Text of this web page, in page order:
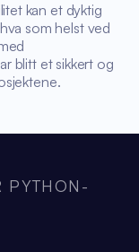
kan et dyktig
som helst ved
blitt et sikkert og
PYTHON-